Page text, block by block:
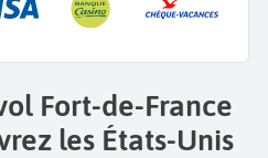
Fort-de-France
les États-Unis